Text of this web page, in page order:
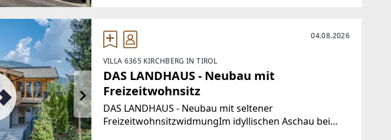
04.08.2026
VILLA 6365 KIRCHBERG IN TIROL
DAS LANDHAUS - Neubau mit
Freizeitwohnsitz
DAS LANDHAUS - Neubau mit seltener
FreizeitwohnsitzwidmungIm idyllischen Aschau bei